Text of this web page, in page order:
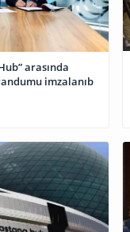
arasında
imzalanıb